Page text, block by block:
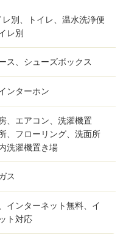
レ別、トイレ、温水洗浄便
レ別
ス、シューズボックス
ンターホン
、エアコン、洗濯機置
、フローリング、洗面所
洗濯機置き場
ス
インターネット無料、イ
ト対応